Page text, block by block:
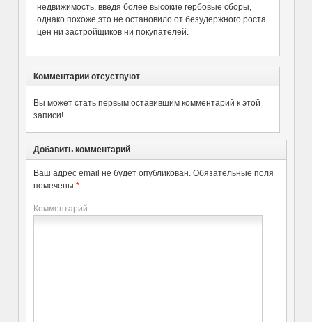
недвижимость, введя более высокие гербовые сборы,
однако похоже это не остановило от безудержного роста
цен ни застройщиков ни покупателей.
Комментарии отсуствуют
Вы может стать первым оставившим комментарий к этой
записи!
Добавить комментарий
Ваш адрес email не будет опубликован. Обязательные поля
помечены *
Комментарий